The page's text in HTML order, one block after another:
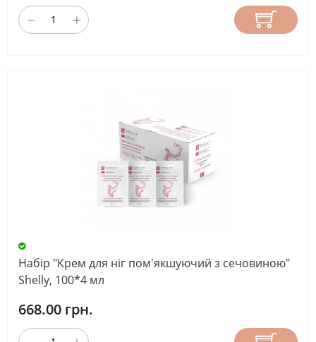
Набір "Крем для ніг пом'якшуючий з сечовиною"
Shelly, 100*4 мл
668.00 грн.